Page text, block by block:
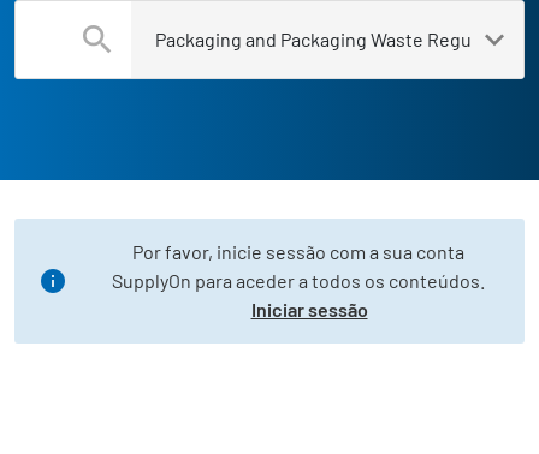
Por favor, inicie sessão com a sua conta
SupplyOn para aceder a todos os conteúdos.
Iniciar sessão